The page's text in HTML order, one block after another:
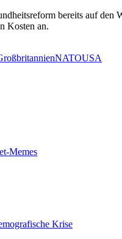
bereits auf
Kosten an.
NATOUSA
Memes
Krise